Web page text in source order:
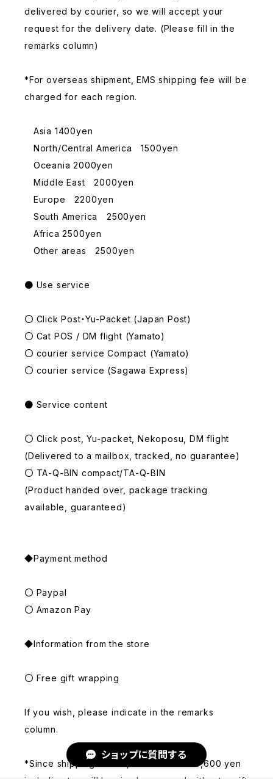
ショップに質問する
delivered by courier, so we will accept your
request for the delivery date. (Please fill in the
remarks column)
*For overseas shipment, EMS shipping fee will be
charged for each region.
Asia 1400yen
North/Central America 1500yen
Oceania 2000yen
Middle East 2000yen
Europe 2200yen
South America 2500yen
Africa 2500yen
Other areas 2500yen
● Use service
〇 Click Post・Yu-Packet (Japan Post)
〇 Cat POS / DM flight (Yamato)
〇 courier service Compact (Yamato)
〇 courier service (Sagawa Express)
● Service content
〇 Click post, Yu-packet, Nekoposu, DM flight
(Delivered to a mailbox, tracked, no guarantee)
〇 TA-Q-BIN compact/TA-Q-BIN
(Product handed over, package tracking
available, guaranteed)
◆Payment method
〇 Paypal
〇 Amazon Pay
◆Information from the store
〇 Free gift wrapping
If you wish, please indicate in the remarks
column.
*Since shipping is free, orders under 6,600 yen